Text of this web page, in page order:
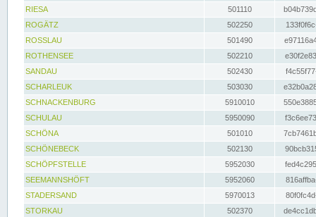
RIESA
501110
ROGÄTZ
502250
ROSSLAU
501490
ROTHENSEE
502210
SANDAU
502430
SCHARLEUK
503030
SCHNACKENBURG
5910010
SCHULAU
5950090
SCHÖNA
501010
SCHÖNEBECK
502130
SCHÖPFSTELLE
5952030
SEEMANNSHÖFT
5952060
STADERSAND
5970013
STORKAU
502370